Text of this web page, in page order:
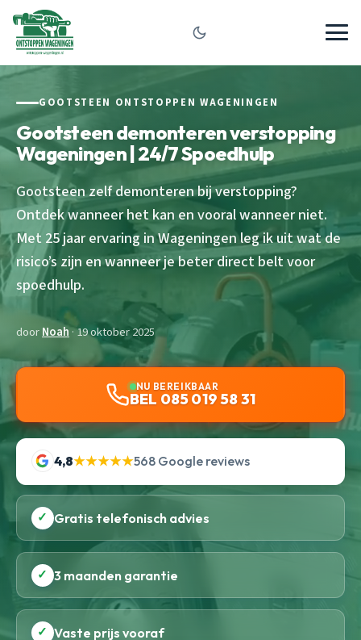
GOOTSTEEN ONTSTOPPEN WAGENINGEN
Gootsteen demonteren verstopping
Wageningen | 24/7 Spoedhulp
Gootsteen zelf demonteren bij verstopping?
Ontdek wanneer het kan en vooral wanneer niet.
Met 25 jaar ervaring in Wageningen leg ik uit wat de
risico’s zijn en wanneer je beter direct belt voor
spoedhulp.
doorNoah· 19 oktober 2025
NU BEREIKBAAR
BEL 085 019 58 31
4,8★★★★★568 Google reviews
✓ Gratis telefonisch advies
✓ 3 maanden garantie
✓ Vaste prijs vooraf